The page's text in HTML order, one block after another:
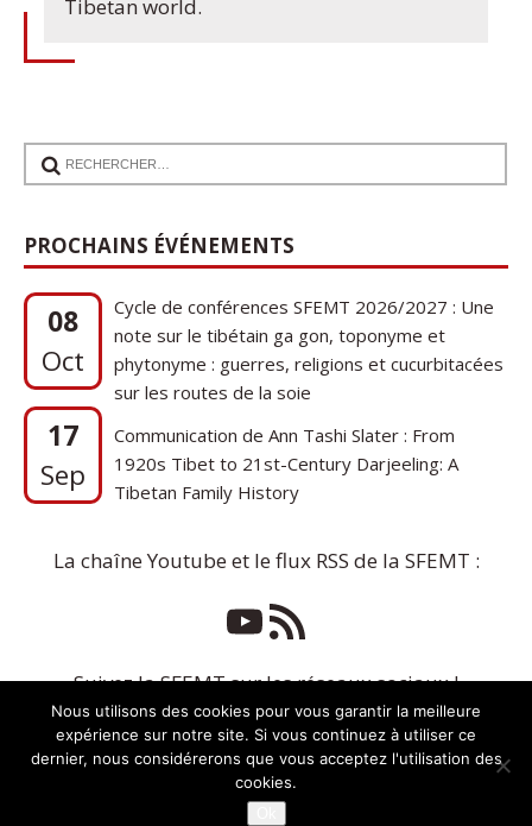
Tibetan world.
PROCHAINS ÉVÉNEMENTS
08
Oct
Cycle de conférences SFEMT 2026/2027 : Une
note sur le tibétain ga gon, toponyme et
phytonyme : guerres, religions et cucurbitacées
sur les routes de la soie
17
Sep
Communication de Ann Tashi Slater : From
1920s Tibet to 21st-Century Darjeeling: A
Tibetan Family History
La chaîne Youtube et le flux RSS de la SFEMT :
Suivez la SFEMT sur les réseaux sociaux !
Nous utilisons des cookies pour vous garantir la meilleure
expérience sur notre site. Si vous continuez à utiliser ce
dernier, nous considérerons que vous acceptez l'utilisation des
cookies.